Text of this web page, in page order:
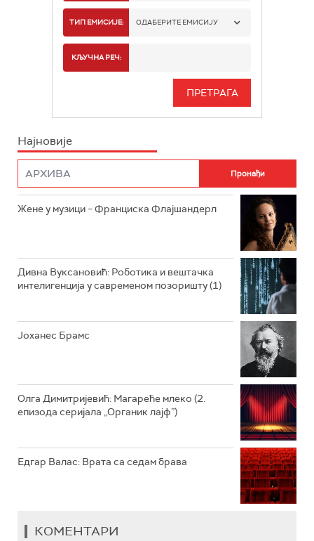
РАДИО БЕОГРАД 1
РАДИО БЕОГРАД 3
РАДИО РОКЕНРОЛЕР
АРХИВ
ТИП ЕМИСИЈЕ: ОДАБЕРИТЕ ЕМИСИЈУ
ИНФО
КЉУЧНА РЕЧ:
Најновије
Жене у музици – Франциска Флајшандерл
Дивна Вуксановић: Роботика и вештачка
интелигенција у савременом позоришту (1)
Јоханес Брамс
Олга Димитријевић: Магареће млеко (2.
епизода серијала „Органик лајф”)
Едгар Валас: Врата са седам брава
КОМЕНТАРИ